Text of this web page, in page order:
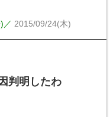
／ 2015/09/24(木)
判明したわ